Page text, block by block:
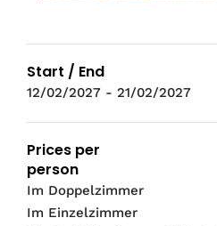
Start / End
12/02/2027 - 21/02/2027
Prices per
person
Im Doppelzimmer
Im Einzelzimmer